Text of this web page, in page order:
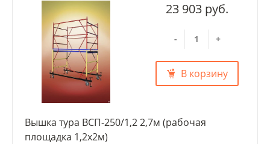
23 903 руб.
- +
В корзину
Вышка тура ВСП-250/1,2 2,7м (рабочая
площадка 1,2х2м)